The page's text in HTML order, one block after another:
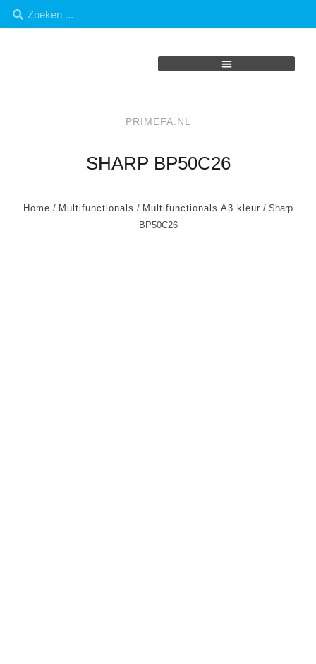
PRIMEFA.NL
SHARP BP50C26
Home / Multifunctionals / Multifunctionals A3 kleur / Sharp
BP50C26